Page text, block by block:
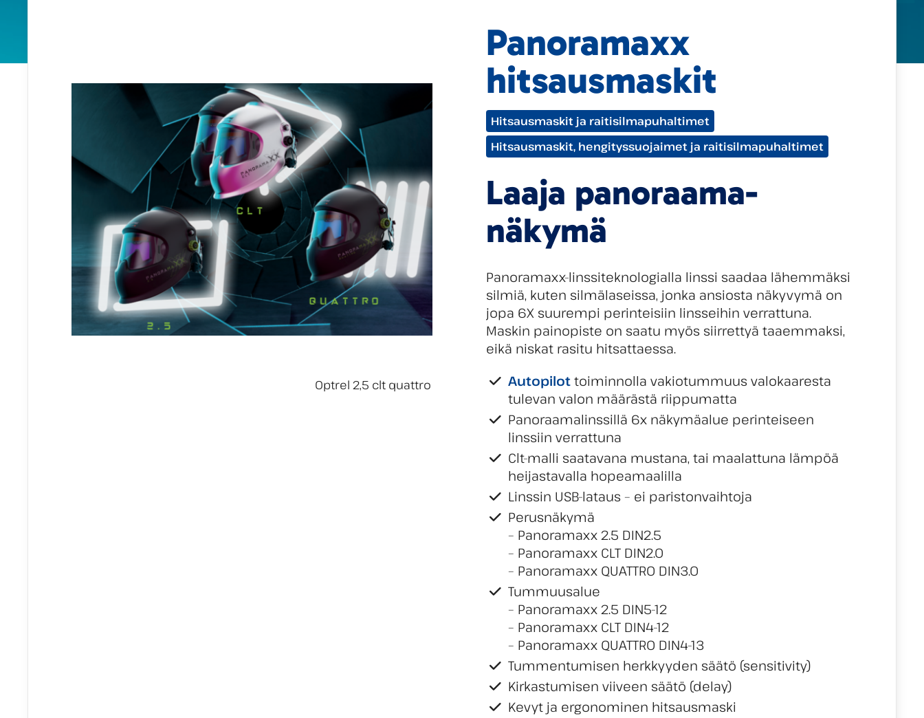
Panoramaxx
hitsausmaskit
Tuotekategoriat:
Hitsausmaskit ja raitisilmapuhaltimet
Hitsausmaskit, hengityssuojaimet ja raitisilmapuhaltimet
Laaja panoraama-
näkymä
Panoramaxx-linssiteknologialla linssi saadaa lähemmäksi
silmiä, kuten silmälaseissa, jonka ansiosta näkyvymä on
jopa 6X suurempi perinteisiin linsseihin verrattuna.
Maskin painopiste on saatu myös siirrettyä taaemmaksi,
eikä niskat rasitu hitsattaessa.
Autopilot toiminnolla vakiotummuus valokaaresta
tulevan valon määrästä riippumatta
Panoraamalinssillä 6x näkymäalue perinteiseen
linssiin verrattuna
Clt-malli saatavana mustana, tai maalattuna lämpöä
heijastavalla hopeamaalilla
Linssin USB-lataus – ei paristonvaihtoja
Perusnäkymä
– Panoramaxx 2.5 DIN2.5
– Panoramaxx CLT DIN2.0
– Panoramaxx QUATTRO DIN3.0
Tummuusalue
– Panoramaxx 2.5 DIN5-12
– Panoramaxx CLT DIN4-12
– Panoramaxx QUATTRO DIN4-13
Tummentumisen herkkyyden säätö (sensitivity)
Kirkastumisen viiveen säätö (delay)
Kevyt ja ergonominen hitsausmaski